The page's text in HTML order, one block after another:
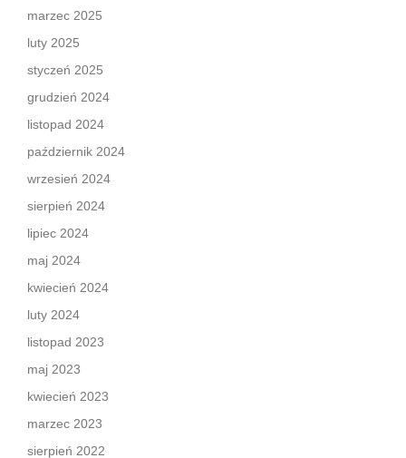
marzec 2025
luty 2025
styczeń 2025
grudzień 2024
listopad 2024
październik 2024
wrzesień 2024
sierpień 2024
lipiec 2024
maj 2024
kwiecień 2024
luty 2024
listopad 2023
maj 2023
kwiecień 2023
marzec 2023
sierpień 2022